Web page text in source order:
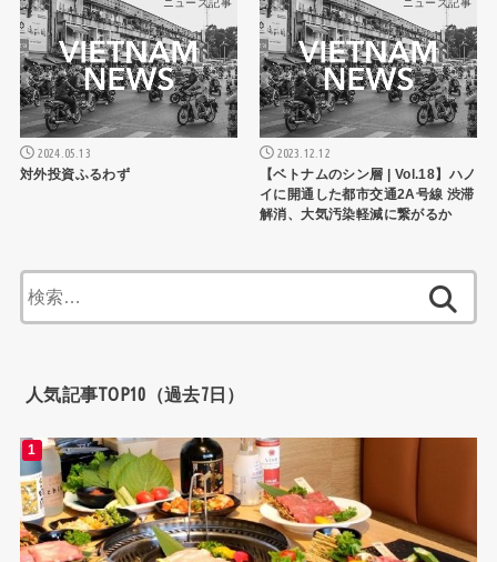
ニュース記事
2024.05.13
対外投資ふるわず
ニュース記事
2023.12.12
【ベトナムのシン層 | Vol.18】ハノ
イに開通した都市交通2A号線 渋滞
解消、大気汚染軽減に繋がるか
索:
人気記事TOP10（過去7日）